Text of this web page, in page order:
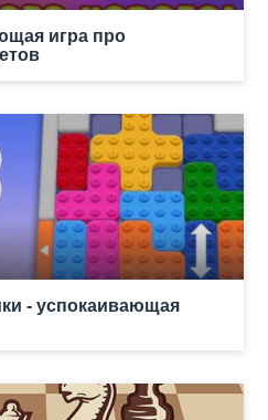
игра про
- успокаивающая